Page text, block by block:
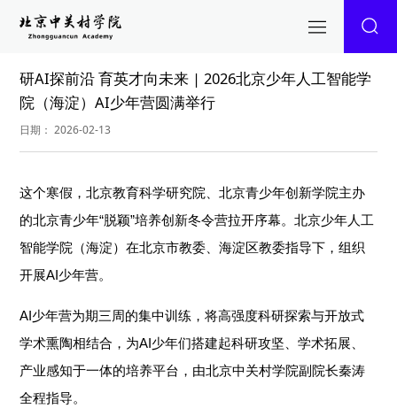
研AI探前沿 育英才向未来 | 2026北京少年人工智能学
院（海淀）AI少年营圆满举行
日期： 2026-02-13
这个寒假，北京教育科学研究院、北京青少年创新学院主办
的北京青少年“脱颖”培养创新冬令营拉开序幕。北京少年人工
智能学院（海淀）在北京市教委、海淀区教委指导下，组织
开展AI少年营。
AI少年营为期三周的集中训练，将高强度科研探索与开放式
学术熏陶相结合，为AI少年们搭建起科研攻坚、学术拓展、
产业感知于一体的培养平台，由北京中关村学院副院长秦涛
全程指导。